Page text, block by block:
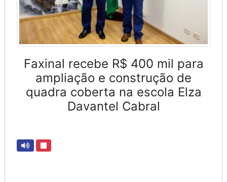
Faxinal recebe R$ 400 mil para
ampliação e construção de
quadra coberta na escola Elza
Davantel Cabral